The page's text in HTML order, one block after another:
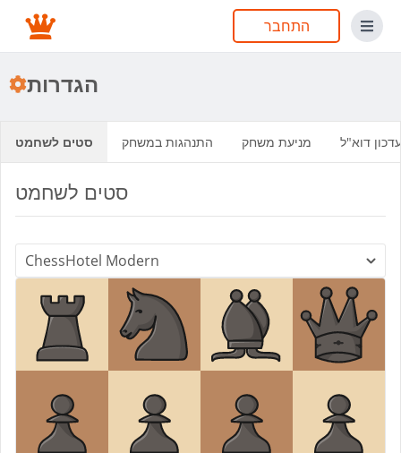
התחבר
הגדרות
סטים לשחמט התנהגות במשחק מניעת משחק עדכון דוא"ל
סטים לשחמט